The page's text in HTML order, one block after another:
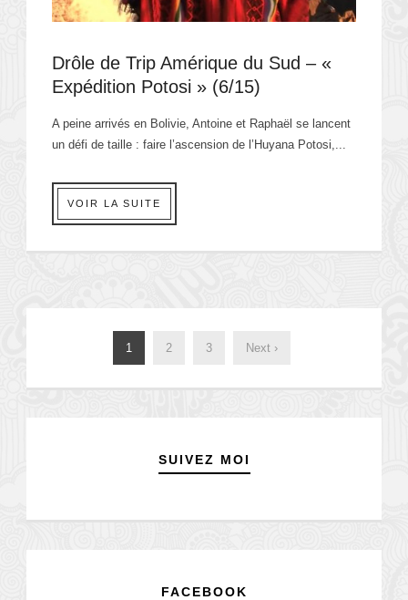
Drôle de Trip Amérique du Sud – «
Expédition Potosi » (6/15)
A peine arrivés en Bolivie, Antoine et Raphaël se lancent
un défi de taille : faire l’ascension de l’Huyana Potosi,...
VOIR LA SUITE
1 2 3 Next ›
SUIVEZ MOI
FACEBOOK